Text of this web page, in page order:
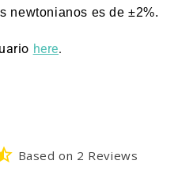
newtonianos es de ±2%.
here.
Based on 2 Reviews